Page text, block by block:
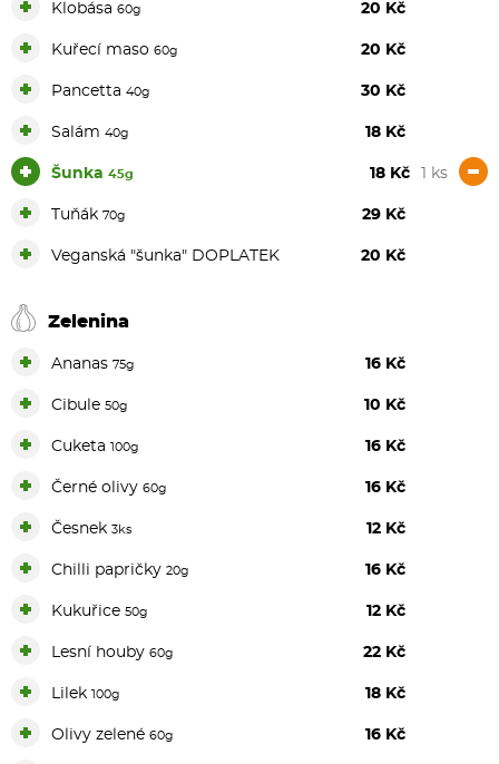
Klobása 60g 20 Kč
Kuřecí maso 60g 20 Kč
Pancetta 40g 30 Kč
Salám 40g 18 Kč
+ Šunka 45g 18 Kč 1 ks -
Tuňák 70g 29 Kč
Veganská "šunka" DOPLATEK 20 Kč
Zelenina
Ananas 75g 16 Kč
Cibule 50g 10 Kč
Cuketa 100g 16 Kč
Černé olivy 60g 16 Kč
Česnek 3ks 12 Kč
Chilli papričky 20g 16 Kč
Kukuřice 50g 12 Kč
Lesní houby 60g 22 Kč
Lilek 100g 18 Kč
Olivy zelené 60g 16 Kč